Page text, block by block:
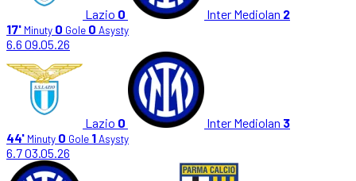
Lazio 0 Inter Mediolan 2
17' Minuty 0 Gole 0 Asysty
6.6 09.05.26
Lazio 0 Inter Mediolan 3
44' Minuty 0 Gole 1Asysty
6.703.05.26